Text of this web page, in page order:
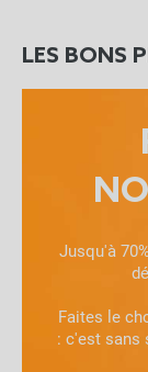
LES BONS
Jusqu'à
Faites le
: c'est sans